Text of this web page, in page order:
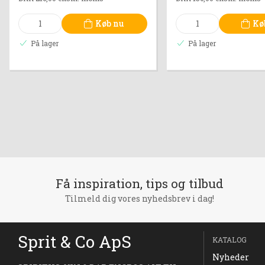
Køb nu
På lager På lager
Få inspiration, tips og tilbud
Tilmeld dig vores nyhedsbrev i dag!
Sprit & Co ApS KATALOG
Nyheder